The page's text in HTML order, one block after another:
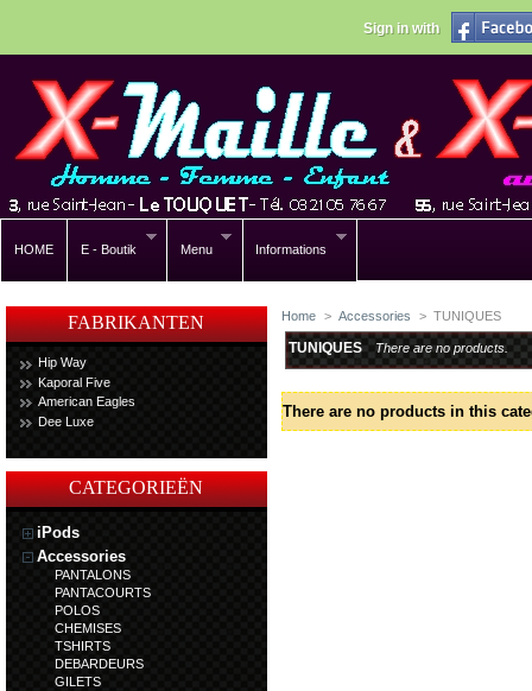
Sign in with
HOME E - Boutik Menu Informations
FABRIKANTEN
Hip Way
Kaporal Five
American Eagles
Dee Luxe
CATEGORIEËN
iPods
Accessories
PANTALONS
PANTACOURTS
POLOS
CHEMISES
TSHIRTS
DEBARDEURS
GILETS
Home > Accessories > TUNIQUES
TUNIQUES There are no products.
There are no products in this